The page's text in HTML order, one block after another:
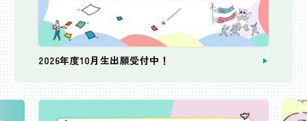
2026年度10月生出願受付中！